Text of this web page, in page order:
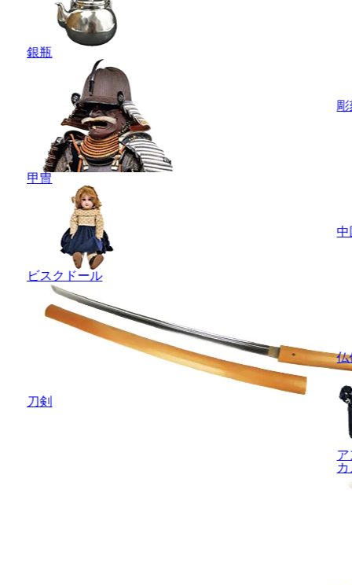
銀瓶
甲冑
ビスクドール
刀剣
彫
中
仏
ア